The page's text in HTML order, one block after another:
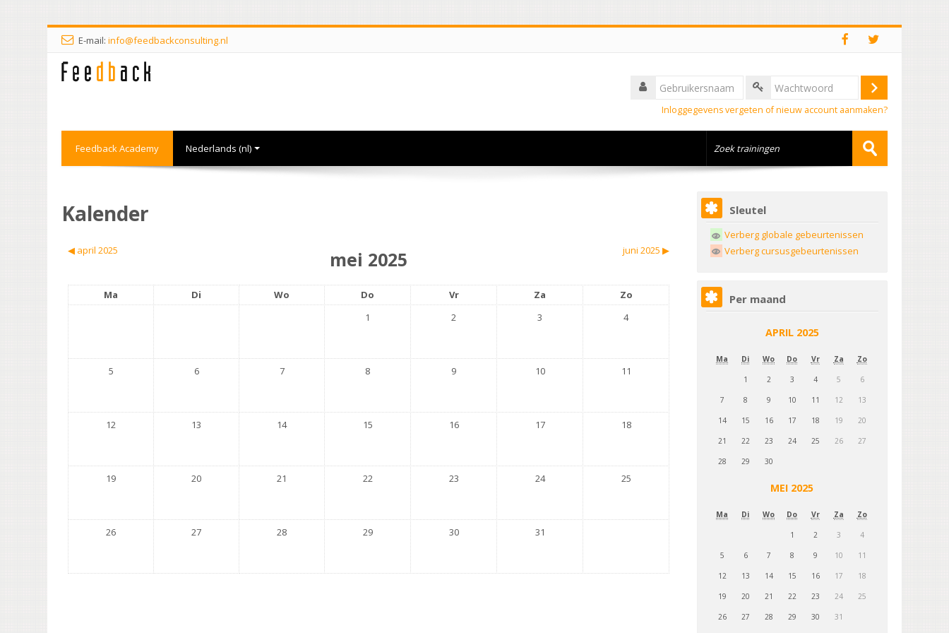
E-mail:info@feedbackconsulting.nl
Inloggegevens vergeten of nieuw account aanmaken?
Feedback Academy Nederlands ‎(nl)‎
Kalender
◀︎ april 2025 mei 2025 juni 2025 ▶︎
Ma Di Wo Do Vr Za
Zo
1
2 3 4
5 6 7 8 9 10 11
12 13 14 15 16 17 18
19 20 21 22 23 24 25
26 27 28 29 30 31
Sleutel
Verberg globale gebeurtenissen
Verberg cursusgebeurtenissen
Per maand
APRIL 2025
Ma Di Wo Do Vr Za Zo
1 2 3 4 5 6
7 8 9 10 11 12 13
14 15 16 17 18 19 20
21 22 23 24 25 26 27
28 29 30
MEI 2025
Ma Di Wo Do Vr Za Zo
1 2 3 4
5 6 7 8 9 10 11
12 13 14 15 16 17 18
19 20 21 22 23 24 25
26 27 28 29 30 31